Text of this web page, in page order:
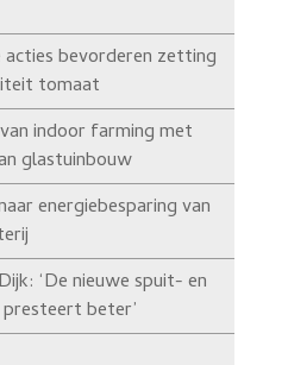
acties bevorderen zetting
tomaat
indoor farming met
glastuinbouw
energiebesparing van
‘De nieuwe spuit- en
beter’